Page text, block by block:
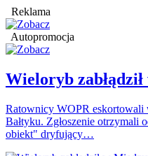
Reklama
Autopromocja
Wieloryb
Ratownicy WOPR eskortowali
Bałtyku. Zgłoszenie otrzymali
obiekt" dryfujący…